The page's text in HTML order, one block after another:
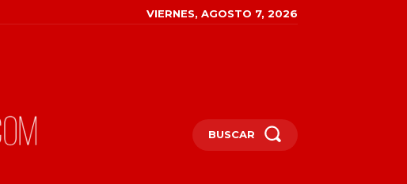
VIERNES, AGOSTO 7, 2026
BUSCAR